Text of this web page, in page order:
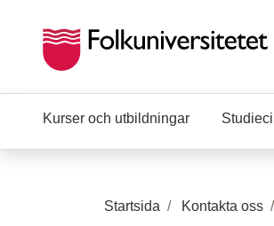
Kurser och utbildningar
Startsida Kontakta oss